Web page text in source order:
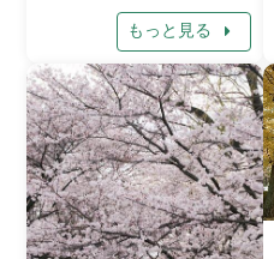
どがあります。 ターザンロ
ープやブランコのような遊
具の他に、大人が利用でき
る健康器具もあります。 夏
季限定で、うずまき状の流
れ（ジャブジャブ池）で遊
ぶこともできます。
もっと見る arrow_right